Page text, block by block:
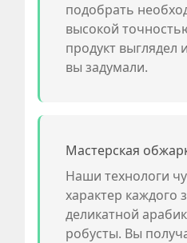
подобрать
высокой
продукт выглядел
вы задумали.
Мастерская
Наши технологи
характер каждого
деликатной
робусты. Вы